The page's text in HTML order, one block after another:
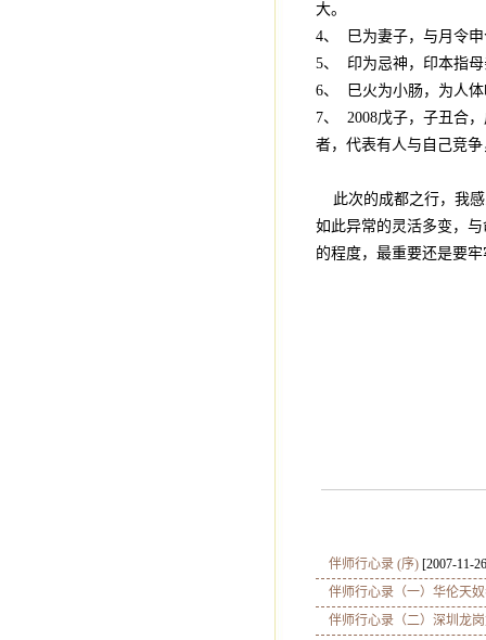
大。
4、 巳为妻子，与月令
5、 印为忌神，印本指
6、 巳火为小肠，为人
7、 2008戊子，子丑合
者，代表有人与自己竞
此次的成都之行，我感
如此异常的灵活多变，
的程度，最重要还是要
伴师行心录 (序) [2007-11-
伴师行心录（一）华伦天
伴师行心录（二）深圳龙